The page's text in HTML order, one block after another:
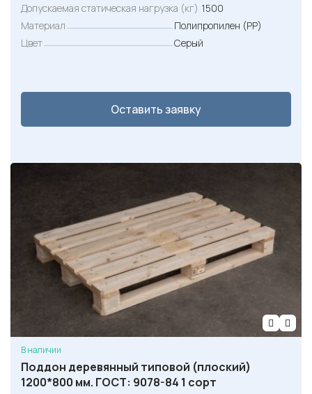
Допускаемая статическая нагрузка (кг) 1500
Материал
Полипропилен (PP)
Цвет
Серый
Оставить заявку
В наличии
Поддон деревянный типовой (плоский)
1200*800 мм. ГОСТ: 9078-84 1 сорт